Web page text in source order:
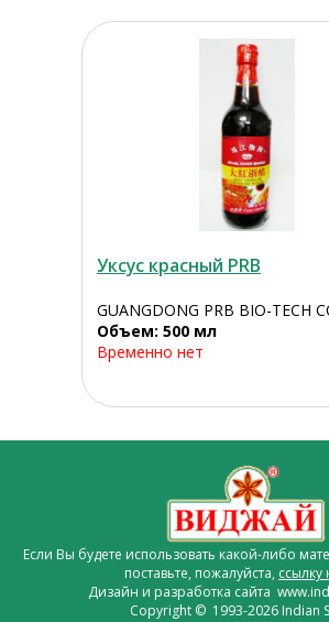
Уксус красный PRB
GUANGDONG PRB BIO-TECH
Объем: 500 мл
Временно нет
Если Вы будете использовать какой-либо
поставьте, пожалуйста, ссылку
Дизайн и разработка сайта
Copyright © 1993-2026 Indian